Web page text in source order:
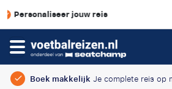
Boek makkelijk Je complete reis op